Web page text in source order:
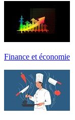
Finance et économie